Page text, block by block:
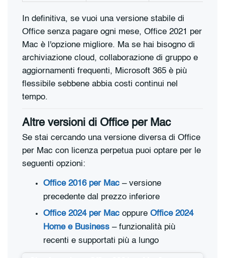
In definitiva, se vuoi una versione stabile di
Office senza pagare ogni mese, Office 2021 per
Mac è l'opzione migliore. Ma se hai bisogno di
archiviazione cloud, collaborazione di gruppo e
aggiornamenti frequenti, Microsoft 365 è più
flessibile sebbene abbia costi continui nel
tempo.
Altre versioni di Office per Mac
Se stai cercando una versione diversa di Office
per Mac con licenza perpetua puoi optare per le
seguenti opzioni:
Office 2016 per Mac – versione
precedente dal prezzo inferiore
Office 2024 per Mac oppure Office 2024
Home e Business – funzionalità più
recenti e supportati più a lungo